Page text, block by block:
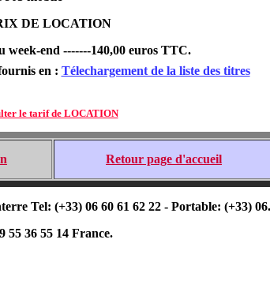
DE LOCATION
week-end -------140,00 euros TTC.
en : Télechargement de la liste des titres
le tarif de LOCATION
Retour page d'accueil
Tel: (+33) 06 60 61 62 22 - Portable: (+33)
55 36 55 14 France.